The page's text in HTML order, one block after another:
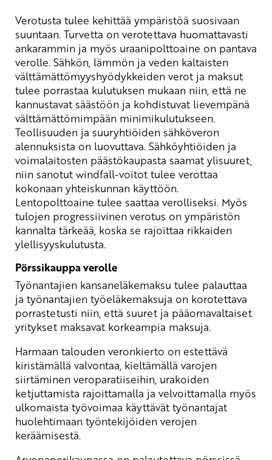
Verotusta tulee kehittää ympäristöä suosivaan
suuntaan. Turvetta on verotettava huomattavasti
ankarammin ja myös uraanipolttoaine on pantava
verolle. Sähkön, lämmön ja veden kaltaisten
välttämättömyyshyödykkeiden verot ja maksut
tulee porrastaa kulutuksen mukaan niin, että ne
kannustavat säästöön ja kohdistuvat lievempänä
välttämättömimpään minimikulutukseen.
Teollisuuden ja suuryhtiöiden sähköveron
alennuksista on luovuttava. Sähköyhtiöiden ja
voimalaitosten päästökaupasta saamat ylisuuret,
niin sanotut windfall-voitot tulee verottaa
kokonaan yhteiskunnan käyttöön.
Lentopolttoaine tulee saattaa verolliseksi. Myös
tulojen progressiivinen verotus on ympäristön
kannalta tärkeää, koska se rajoittaa rikkaiden
ylellisyyskulutusta.
Pörssikauppa verolle
Työnantajien kansaneläkemaksu tulee palauttaa
ja työnantajien työeläkemaksuja on korotettava
porrastetusti niin, että suuret ja pääomavaltaiset
yritykset maksavat korkeampia maksuja.
Harmaan talouden veronkierto on estettävä
kiristämällä valvontaa, kieltämällä varojen
siirtäminen veroparatiiseihin, urakoiden
ketjuttamista rajoittamalla ja velvoittamalla myös
ulkomaista työvoimaa käyttävät työnantajat
huolehtimaan työntekijöiden verojen
keräämisestä.